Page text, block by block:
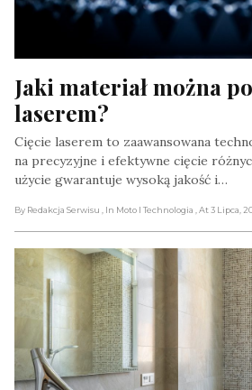
Jaki materiał można
laserem?
Cięcie laserem to zaawansowana
na precyzyjne i efektywne cięcie
użycie gwarantuje wysoką jakość i…
By Redakcja Serwisu , In Moto I Technologia , At 3 Lipca,